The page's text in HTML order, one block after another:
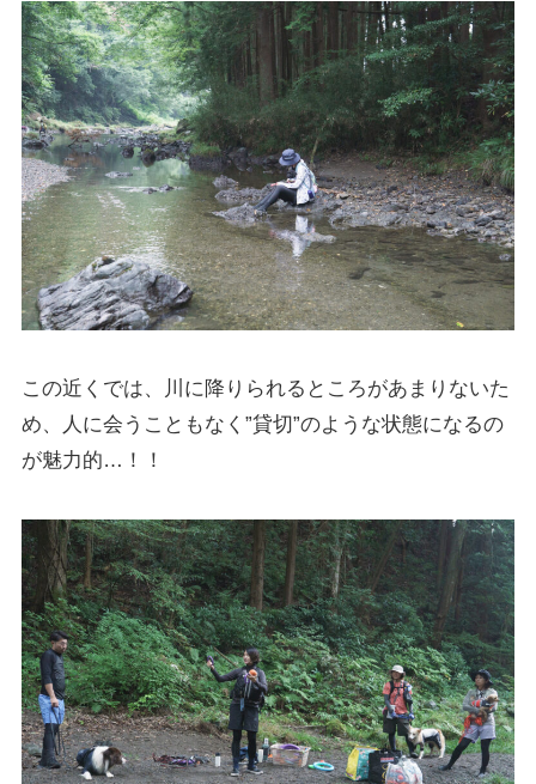
この近くでは、川に降りられるところがあまりないた
め、人に会うこともなく”貸切”のような状態になるの
が魅力的…！！